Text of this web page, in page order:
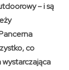
– i są
co